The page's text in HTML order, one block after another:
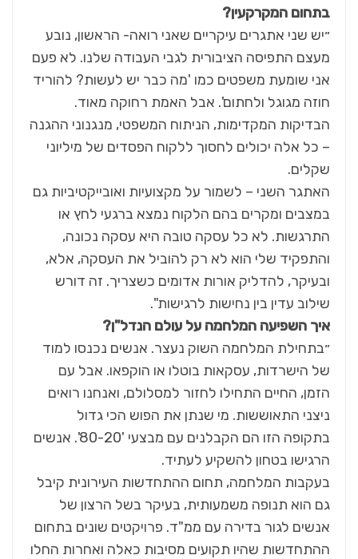
בתחום המקרקעין?
״יש שני אתגרים עיקריים שאני רואה- הראשון, נובע
מעצם התפיסה הציבורית לגבי העבודה שלנו. לא פעם
אני שומעת משפטים כמו 'מה כבר יש לעשות? להוריד
חוזה מגוגל ולחתום'. אבל האמת רחוקה מאוד.
הבדיקות המקדימות, הניתוח המשפטי, מנגנוני ההגנה
– כל אלה יכולים לחסוך ללקוח הפסדים של מיליוני
שקלים.
האתגר השני – לשמור על מקצועיות ואובייקטיביות גם
במצבים ומקרים בהם הלקוח נמצא ברגעי לחץ או
התרגשות. לא כל עסקה טובה היא עסקה נכונה,
והתפקיד שלי הוא לא רק להוביל את העסקה, אלא,
ובעיקר, להדליק אורות אדומים כשצריך. זה דורש
שילוב עדין בין נחישות לרגישות".
איך השפיעה המלחמה על עולם הנדל"ן?
״בתחילת המלחמה השוק נעצר. אנשים נכנסו למוד
של הישרדות, עסקאות בוטלו או הוקפאו. אבל עם
הזמן, החיים התחילו לחזור למסלולם, ואנחנו רואים
ניצני התאוששות. מי שנתן את הפוש הכי גדול
בתקופה הזו הם הקבלנים עם מבצעי '80-20'. אנשים
הרגישו בטחון להשקיע לעתיד.
בעקבות המלחמה, תחום ההתחדשות העירונית קיבל
גם הוא תנופה משמעותית, בעיקר בשל הרצון של
אנשים לגור בדירה עם ממ"ד. פרויקטים שונים בתחום
ההתחדשות שהיו תקועים מסיבות כאלה ואחרות החלו